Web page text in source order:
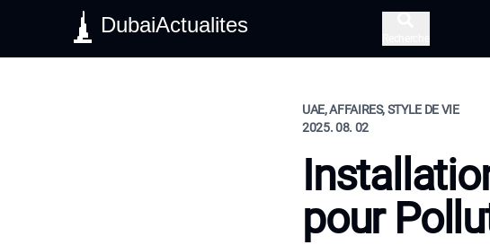
DubaiActualites
UAE, AFFAIRES, STYLE DE VIE
2025. 08. 02
pour